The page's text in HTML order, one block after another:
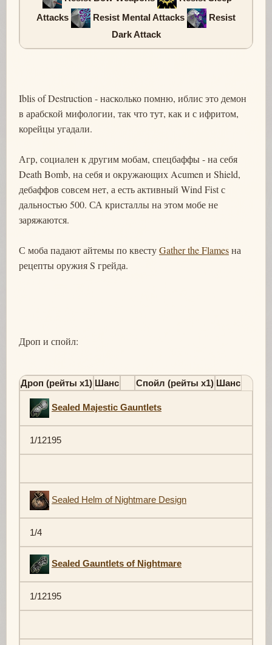
Attacks
Resist Mental Attacks
Resist
Dark Attack
Iblis of Destruction - насколько помню, иблис это демон
в арабской мифологии, так что тут, как и с ифритом,
корейцы угадали.
Агр, социален к другим мобам, спецбаффы - на себя
Death Bomb, на себя и окружающих Acumen и Shield,
дебаффов совсем нет, а есть активный Wind Fist с
дальностью 500. СА кристаллы на этом мобе не
заряжаются.
С моба падают айтемы по квестуGather the Flamesна
рецепты оружия S грейда.
Дроп и спойл:
Дроп (рейты х1) Шанс Спойл (рейты х1) Шанс
Sealed Majestic Gauntlets
1/12195
Sealed Helm of Nightmare Design
1/4
Sealed Gauntlets of Nightmare
1/12195